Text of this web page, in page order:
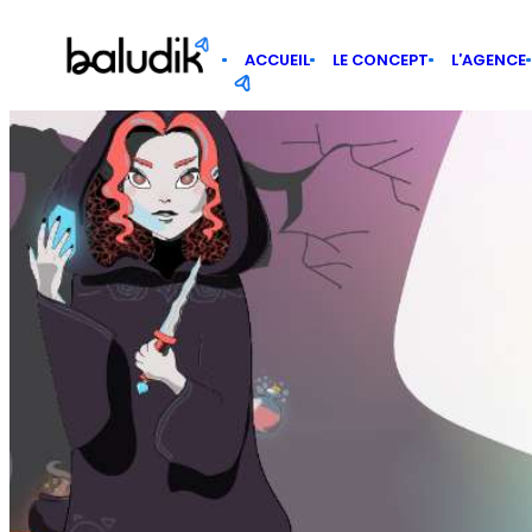
ACCUEIL LE CONCEPT L’AGENCE